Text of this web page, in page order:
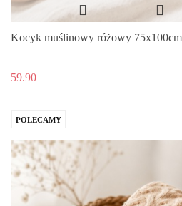
Kocyk muślinowy różowy 75x100cm
59.90
POLECAMY